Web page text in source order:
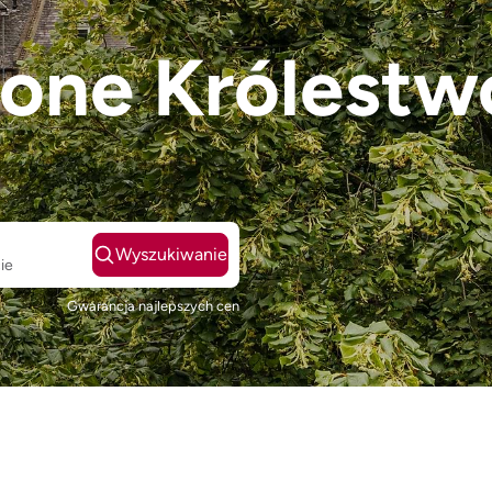
Wyszukiwanie
Gwarancja najlepszych cen